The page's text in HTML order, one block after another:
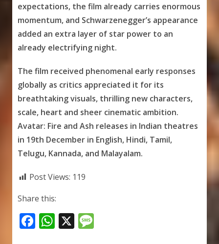
expectations, the film already carries enormous
momentum, and Schwarzenegger’s appearance
added an extra layer of star power to an
already electrifying night.
The film received phenomenal early responses
globally as critics appreciated it for its
breathtaking visuals, thrilling new characters,
scale, heart and sheer cinematic ambition.
Avatar: Fire and Ash releases in Indian theatres
in 19th December in English, Hindi, Tamil,
Telugu, Kannada, and Malayalam.
Post Views: 119
Share this:
F W X M